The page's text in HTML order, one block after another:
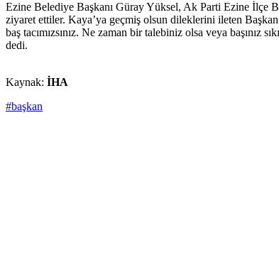
Ezine Belediye Başkanı Güray Yüksel, Ak Parti Ezine İlçe
ziyaret ettiler. Kaya’ya geçmiş olsun dileklerini ileten
baş tacımızsınız. Ne zaman bir talebiniz olsa veya başınız
dedi.
Kaynak: İHA
#başkan